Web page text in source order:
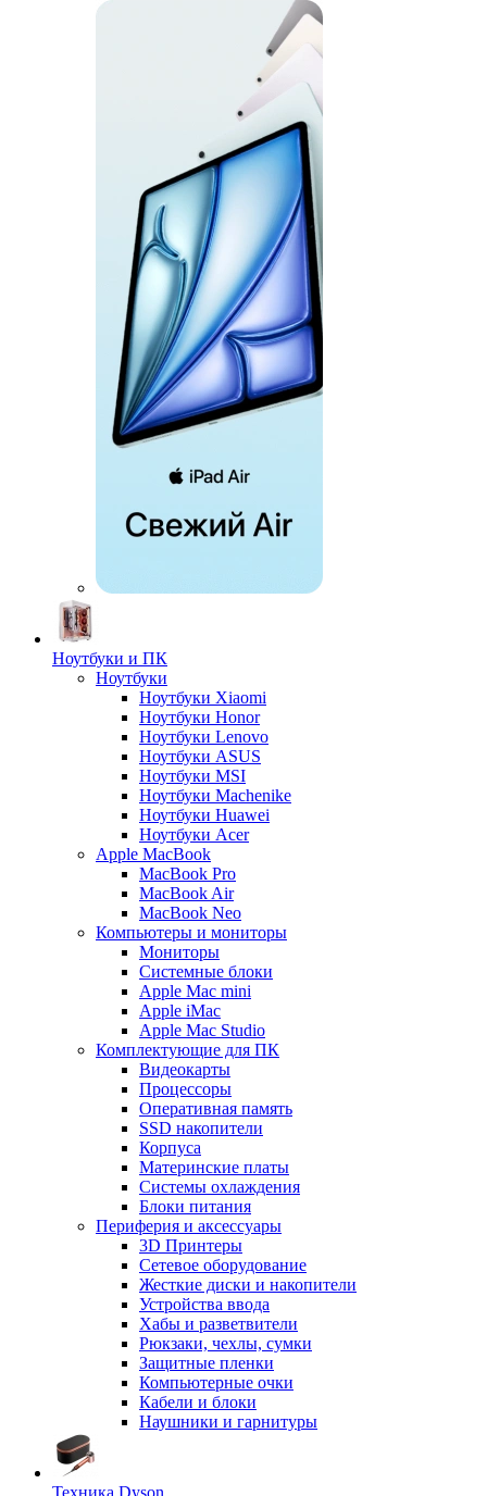
Ноутбуки и ПК
Ноутбуки
Ноутбуки Xiaomi
Ноутбуки Honor
Ноутбуки Lenovo
Ноутбуки ASUS
Ноутбуки MSI
Ноутбуки Machenike
Ноутбуки Huawei
Ноутбуки Acer
Apple MacBook
MacBook Pro
MacBook Air
MacBook Neo
Компьютеры и мониторы
Мониторы
Системные блоки
Apple Mac mini
Apple iMac
Apple Mac Studio
Комплектующие для ПК
Видеокарты
Процессоры
Оперативная память
SSD накопители
Корпуса
Материнские платы
Системы охлаждения
Блоки питания
Периферия и аксессуары
3D Принтеры
Сетевое оборудование
Жесткие диски и накопители
Устройства ввода
Хабы и разветвители
Рюкзаки, чехлы, сумки
Защитные пленки
Компьютерные очки
Кабели и блоки
Наушники и гарнитуры
Техника Dyson